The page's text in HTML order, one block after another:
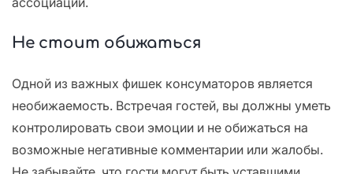
Не стоит обижаться
Одной из важных фишек консуматоров является
необижаемость. Встречая гостей, вы должны уметь
контролировать свои эмоции и не обижаться на
возможные негативные комментарии или жалобы.